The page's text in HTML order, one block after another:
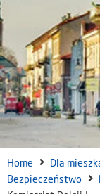
Home Dla
Bezpieczeństwo